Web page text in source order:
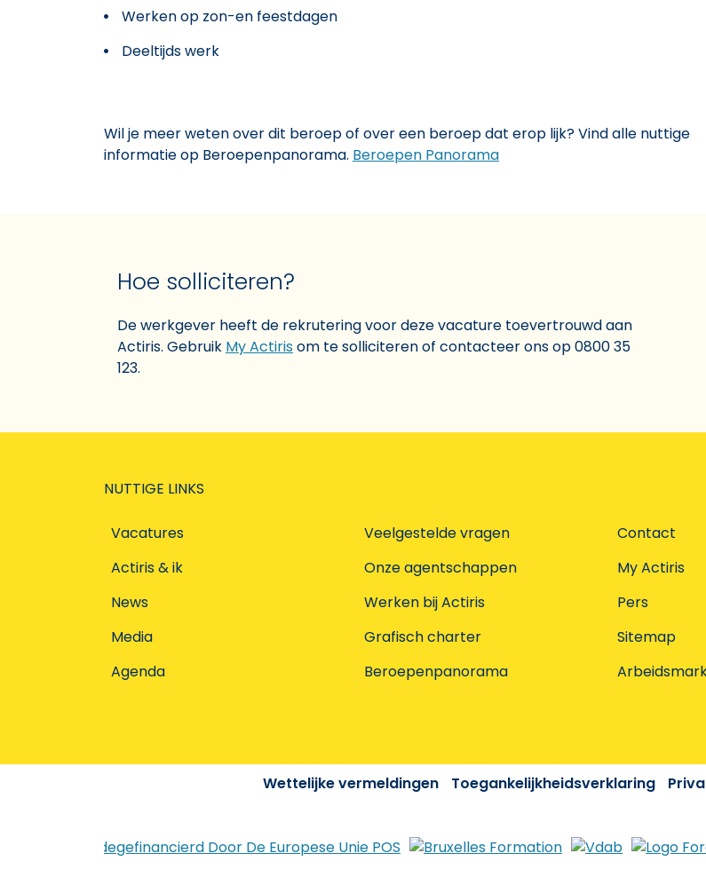
Werken op zon-en feestdagen
Deeltijds werk
Wil je meer weten over dit beroep of over een beroep dat erop lijk? Vind alle nuttige
informatie op Beroepenpanorama. Beroepen Panorama
Hoe solliciteren?
De werkgever heeft de rekrutering voor deze vacature toevertrouwd aan
Actiris. Gebruik My Actirisom te solliciteren of contacteer ons op 0800 35
123.
NUTTIGE LINKS
Vacatures
Actiris & ik
News
Media
Agenda
Veelgestelde vragen
Onze agentschappen
Werken bij Actiris
Grafisch charter
Beroepenpanorama
Contact
My Actiris
Pers
Sitemap
Wettelijke vermeldingen Toegankelijkheidsverklaring